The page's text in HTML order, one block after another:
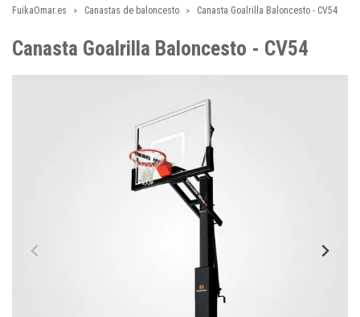
FuikaOmar.es Canastas de baloncesto Canasta Goalrilla Baloncesto - CV54
Canasta Goalrilla Baloncesto - CV54